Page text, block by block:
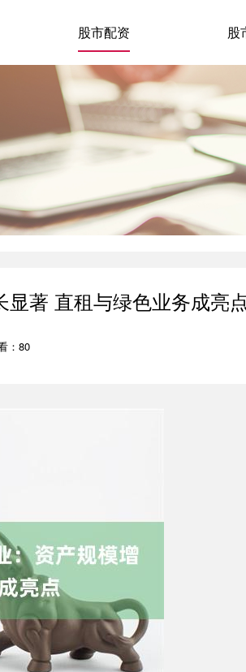
股市配资 股
著 直租与绿色业务成亮
：80